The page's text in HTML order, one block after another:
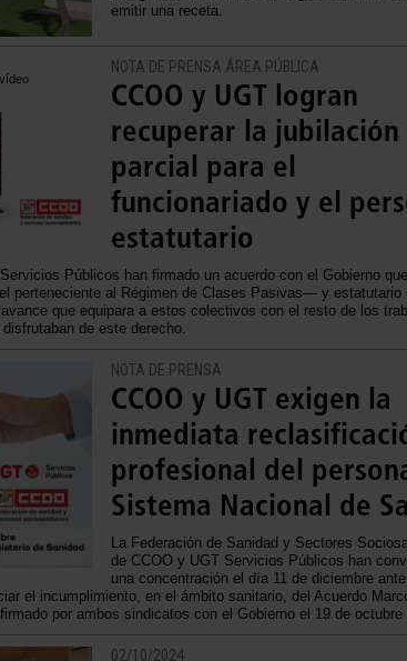
emitir una receta.
NOTA DE PRENSA ÁREA PÚBLICA
CCOO y UGT logran
recuperar la jubilación
parcial para el
funcionariado y el
estatutario
Públicos han firmado un acuerdo con el Gobierno
perteneciente al Régimen de Clases Pasivas— y estatutario
que equipara a estos colectivos con el resto de los
de este derecho.
NOTA DE PRENSA
CCOO y UGT exigen la
inmediata
profesional del
Sistema Nacional de
La Federación de Sanidad y Sectores
de CCOO y UGT Servicios Públicos han
una concentración el día 11 de diciembre
el incumplimiento, en el ámbito sanitario, del Acuerdo
por ambos sindicatos con el Gobierno el 19 de octubre
02/10/2024